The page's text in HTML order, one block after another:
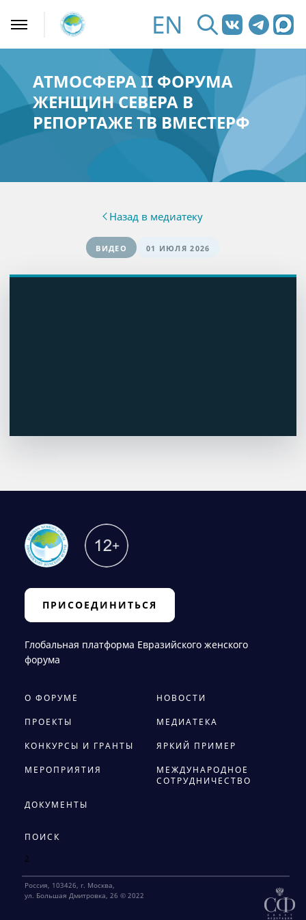
EN
АТМОСФЕРА II ФОРУМА
ЖЕНЩИН СЕВЕРА В
РЕПОРТАЖЕ ТВ ВМЕСТЕРФ
Назад в медиатеку
ВИДЕО 01 ИЮЛЯ 2026
ПРИСОЕДИНИТЬСЯ
Глобальная платформа Евразийского женского
форума
О ФОРУМЕ НОВОСТИ
ПРОЕКТЫ МЕДИАТЕКА
КОНКУРСЫ И ГРАНТЫ ЯРКИЙ ПРИМЕР
МЕРОПРИЯТИЯ
МЕЖДУНАРОДНОЕ
СОТРУДНИЧЕСТВО
ДОКУМЕНТЫ
ПОИСК
2
Россия, 103426, г. Москва,
ул. Большая Дмитровка, 26 © 2022